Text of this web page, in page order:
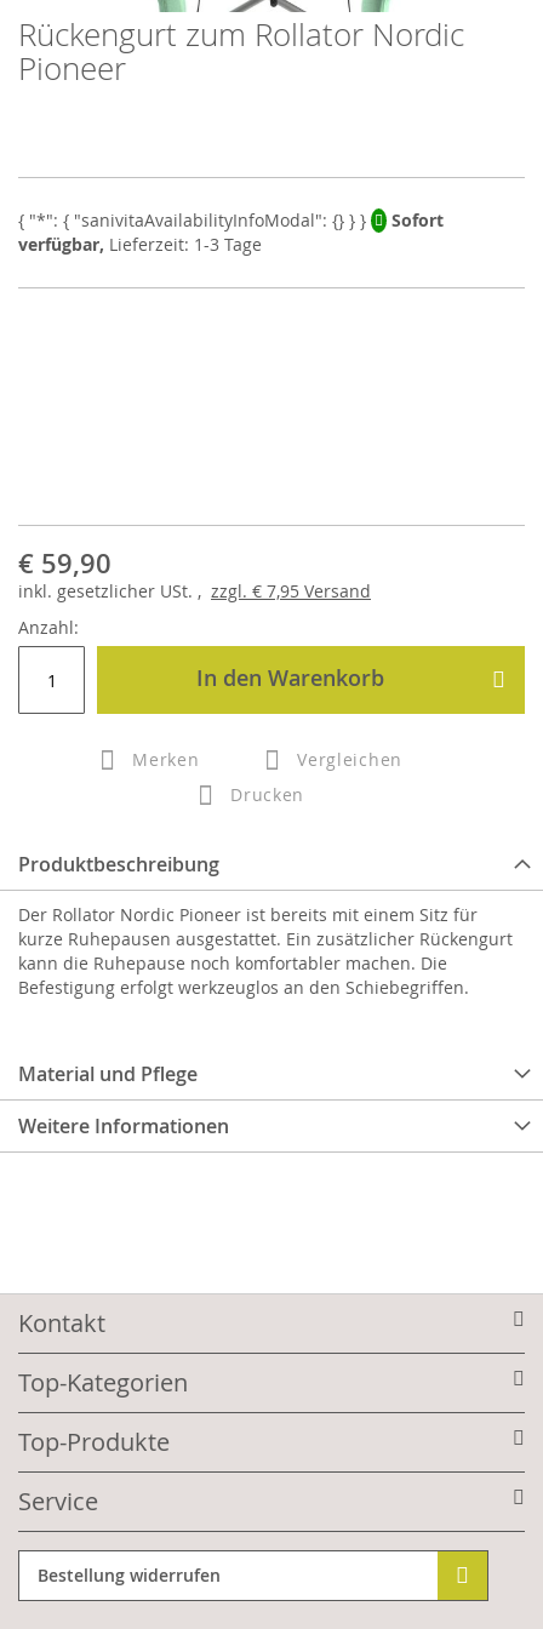
Skip
to
the
images
Rückengurt zum Rollator Nordic
Pioneer
Sofort
verfügbar, Lieferzeit: 1-3 Tage
€ 59,90
inkl. gesetzlicher USt. , zzgl. € 7,95 Versand
Anzahl:
In den Warenkorb
Merken
Vergleichen
Drucken
Produktbeschreibung
Material und Pflege
Weitere Informationen
Der Rollator Nordic Pioneer ist bereits mit einem Sitz für
kurze Ruhepausen ausgestattet. Ein zusätzlicher Rückengurt
kann die Ruhepause noch komfortabler machen. Die
Befestigung erfolgt werkzeuglos an den Schiebegriffen.
Kontakt
Top-Kategorien
Top-Produkte
Service
Bestellung widerrufen